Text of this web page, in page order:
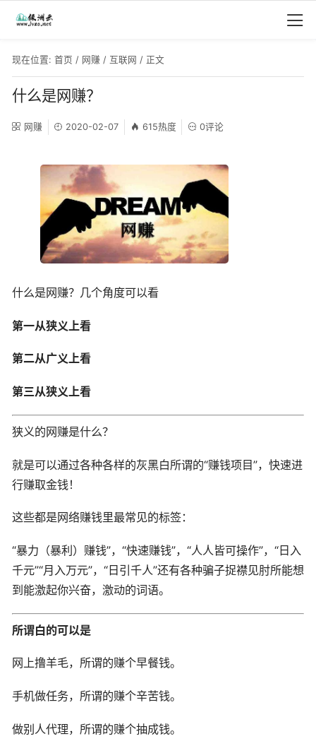
现在位置: 首页 / 网赚 / 互联网 / 正文
什么是网赚？
网赚 2020-02-07 615热度 0评论
什么是网赚？几个角度可以看
第一从狭义上看
第二从广义上看
第三从狭义上看
狭义的网赚是什么？
就是可以通过各种各样的灰黑白所谓的“赚钱项目”，快速进
行赚取金钱！
这些都是网络赚钱里最常见的标签：
“暴力（暴利）赚钱”，“快速赚钱”，“人人皆可操作”，“日入
千元”“月入万元”，“日引千人”还有各种骗子捉襟见肘所能想
到能激起你兴奋，激动的词语。
所谓白的可以是
网上撸羊毛，所谓的赚个早餐钱。
手机做任务，所谓的赚个辛苦钱。
做别人代理，所谓的赚个抽成钱。